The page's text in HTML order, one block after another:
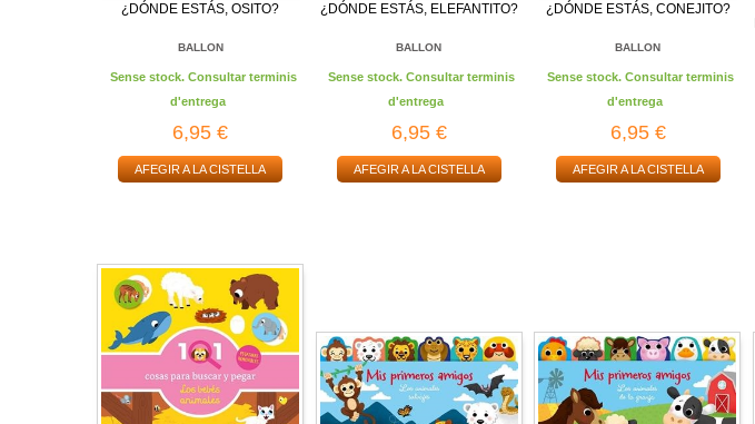
¿DÓNDE ESTÁS, OSITO?
BALLON
Sense stock. Consultar terminis
d'entrega
6,95 €
AFEGIR A LA CISTELLA
¿DÓNDE ESTÁS, ELEFANTITO?
BALLON
Sense stock. Consultar terminis
d'entrega
6,95 €
AFEGIR A LA CISTELLA
¿DÓNDE ESTÁS, CONEJITO?
BALLON
Sense stock. Consultar terminis
d'entrega
6,95 €
AFEGIR A LA CISTELLA